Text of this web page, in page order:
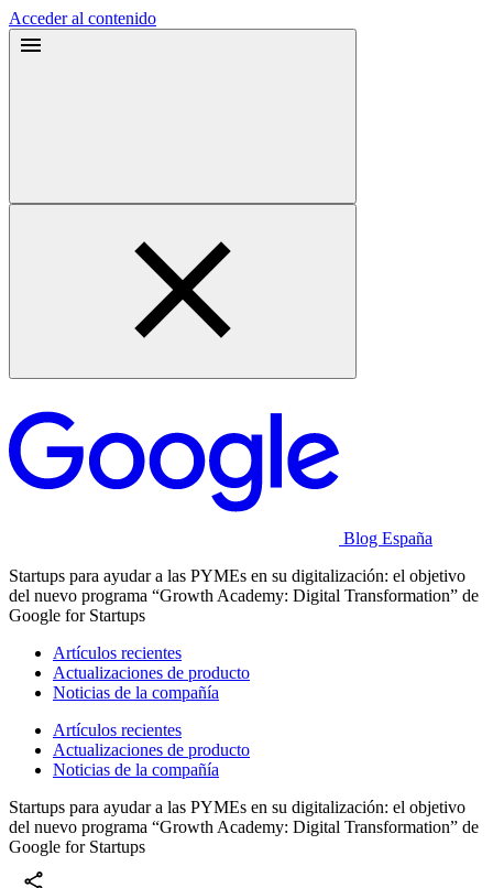
Acceder al contenido
Blog España
Startups para ayudar a las PYMEs en su digitalización: el objetivo
del nuevo programa “Growth Academy: Digital Transformation” de
Google for Startups
Artículos recientes
Actualizaciones de producto
Noticias de la compañía
Artículos recientes
Actualizaciones de producto
Noticias de la compañía
Startups para ayudar a las PYMEs en su digitalización: el objetivo
del nuevo programa “Growth Academy: Digital Transformation” de
Google for Startups